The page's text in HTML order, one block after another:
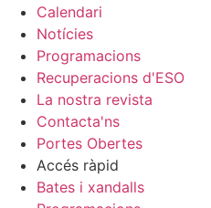
Calendari
Notícies
Programacions
Recuperacions d'ESO
La nostra revista
Contacta'ns
Portes Obertes
Accés ràpid
Bates i xandalls